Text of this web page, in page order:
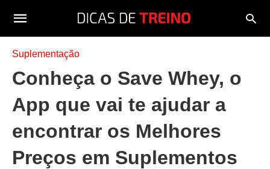
Suplementação
Conheça o Save Whey, o
App que vai te ajudar a
encontrar os Melhores
Preços em Suplementos